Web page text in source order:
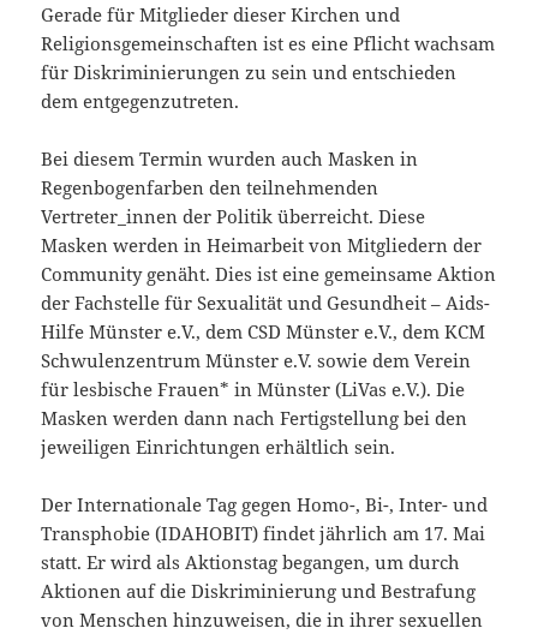
Gerade für Mitglieder dieser Kirchen und
Religionsgemeinschaften ist es eine Pflicht wachsam
für Diskriminierungen zu sein und entschieden
dem entgegenzutreten.
Bei diesem Termin wurden auch Masken in
Regenbogenfarben den teilnehmenden
Vertreter_innen der Politik überreicht. Diese
Masken werden in Heimarbeit von Mitgliedern der
Community genäht. Dies ist eine gemeinsame Aktion
der Fachstelle für Sexualität und Gesundheit – Aids-
Hilfe Münster e.V., dem CSD Münster e.V., dem KCM
Schwulenzentrum Münster e.V. sowie dem Verein
für lesbische Frauen* in Münster (LiVas e.V.). Die
Masken werden dann nach Fertigstellung bei den
jeweiligen Einrichtungen erhältlich sein.
Der Internationale Tag gegen Homo-, Bi-, Inter- und
Transphobie (IDAHOBIT) findet jährlich am 17. Mai
statt. Er wird als Aktionstag begangen, um durch
Aktionen auf die Diskriminierung und Bestrafung
von Menschen hinzuweisen, die in ihrer sexuellen